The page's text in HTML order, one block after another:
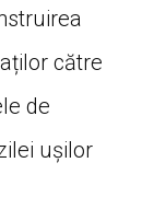
către
de
ușilor